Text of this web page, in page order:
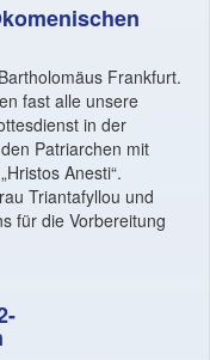
Frankfurt.
fast alle unsere
in der
Patriarchen mit
Anesti“.
Triantafyllou und
für die Vorbereitung